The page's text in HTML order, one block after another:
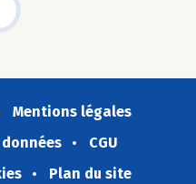
Mentions légales
CGU
Plan du site